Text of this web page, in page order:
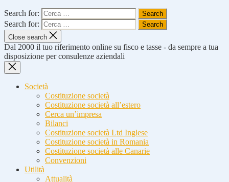
Search for:
Search for:
Close search
Dal 2000 il tuo riferimento online su fisco e tasse - da sempre a tua
disposizione per consulenze aziendali
Società
Costituzione società
Costituzione società all’estero
Cerca un’impresa
Bilanci
Costituzione società Ltd Inglese
Costituzione società in Romania
Costituzione società alle Canarie
Convenzioni
Utilità
Attualità